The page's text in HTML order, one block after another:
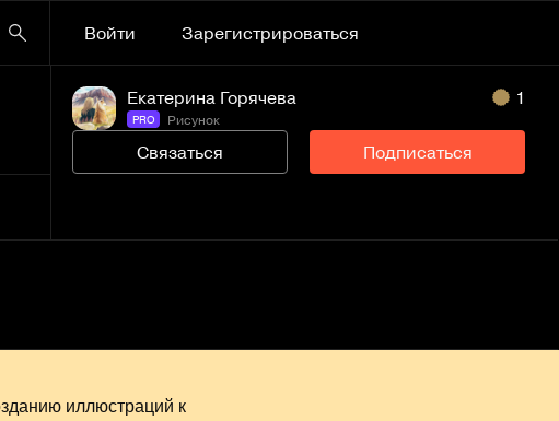
Войти Зарегистрироваться
Екатерина Горячева
PRO Рисунок
1
Связаться Подписаться
иллюстраций к